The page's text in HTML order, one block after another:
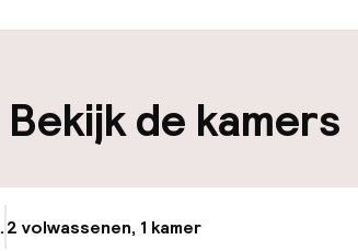
eigen
Bekijk de kamers
2 volwassenen, 1 kamer